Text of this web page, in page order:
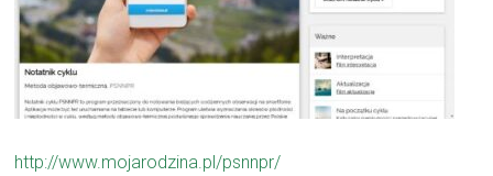
http://www.mojarodzina.pl/psnnpr/